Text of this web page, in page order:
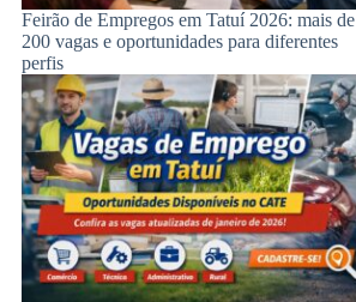
Feirão de Empregos em Tatuí 2026: mais de
200 vagas e oportunidades para diferentes
perfis